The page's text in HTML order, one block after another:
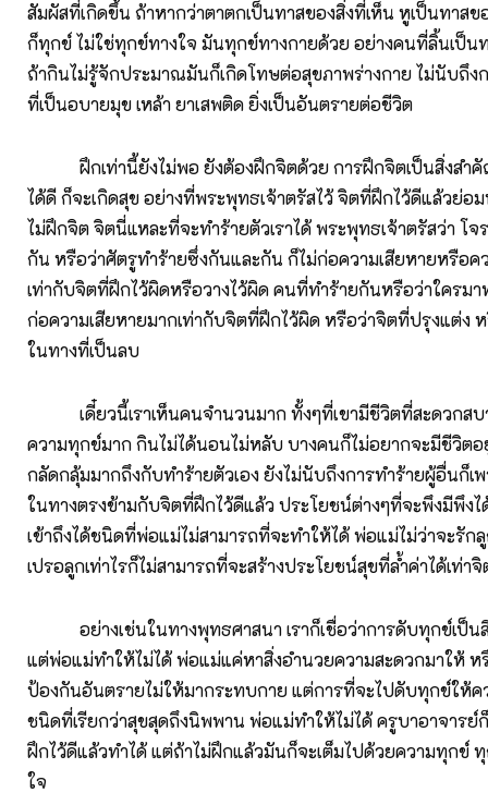
สัมผัสที่เกิดขึ้น ถ้าหากว่าตาตกเป็นทาสของสิ่งที่เห็น หูเป็นทาสข
ก็ทุกข์ ไม่ใช่ทุกข์ทางใจ มันทุกข์ทางกายด้วย อย่างคนที่ลิ้นเป็น
ถ้ากินไม่รู้จักประมาณมันก็เกิดโทษต่อสุขภาพร่างกาย ไม่นับถึง
ที่เป็นอบายมุข เหล้า ยาเสพติด ยิ่งเป็นอันตรายต่อชีวิต
ฝึกเท่านี้ยังไม่พอ ยังต้องฝึกจิตด้วย การฝึกจิตเป็นสิ่งสำคั
ได้ดี ก็จะเกิดสุข อย่างที่พระพุทธเจ้าตรัสไว้ จิตที่ฝึกไว้ดีแล้วย่อ
ไม่ฝึกจิต จิตนี่แหละที่จะทำร้ายตัวเราได้ พระพุทธเจ้าตรัสว่า โจ
กัน หรือว่าศัตรูทำร้ายซึ่งกันและกัน ก็ไม่ก่อความเสียหายหรือ
เท่ากับจิตที่ฝึกไว้ผิดหรือวางไว้ผิด คนที่ทำร้ายกันหรือว่าใครมา
ก่อความเสียหายมากเท่ากับจิตที่ฝึกไว้ผิด หรือว่าจิตที่ปรุงแต่ง
ในทางที่เป็นลบ
เดี๋ยวนี้เราเห็นคนจำนวนมาก ทั้งๆที่เขามีชีวิตที่สะดวกสบ
ความทุกข์มาก กินไม่ได้นอนไม่หลับ บางคนก็ไม่อยากจะมีชีวิต
กลัดกลุ้มมากถึงกับทำร้ายตัวเอง ยังไม่นับถึงการทำร้ายผู้อื่นก็เ
ในทางตรงข้ามกับจิตที่ฝึกไว้ดีแล้ว ประโยชน์ต่างๆที่จะพึงมีพึงไ
เข้าถึงได้ชนิดที่พ่อแม่ไม่สามารถที่จะทำให้ได้ พ่อแม่ไม่ว่าจะรัก
เปรอลูกเท่าไรก็ไม่สามารถที่จะสร้างประโยชน์สุขที่ล้ำค่าได้เท่า
อย่างเช่นในทางพุทธศาสนา เราก็เชื่อว่าการดับทุกข์เป็นสิ่
แต่พ่อแม่ทำให้ไม่ได้ พ่อแม่แค่หาสิ่งอำนวยความสะดวกมาให้ ห
ป้องกันอันตรายไม่ให้มากระทบกาย แต่การที่จะไปดับทุกข์ให้ค
ชนิดที่เรียกว่าสุขสุดถึงนิพพาน พ่อแม่ทำให้ไม่ได้ ครูบาอาจารย์
ฝึกไว้ดีแล้วทำได้ แต่ถ้าไม่ฝึกแล้วมันก็จะเต็มไปด้วยความทุกข์
ใจ